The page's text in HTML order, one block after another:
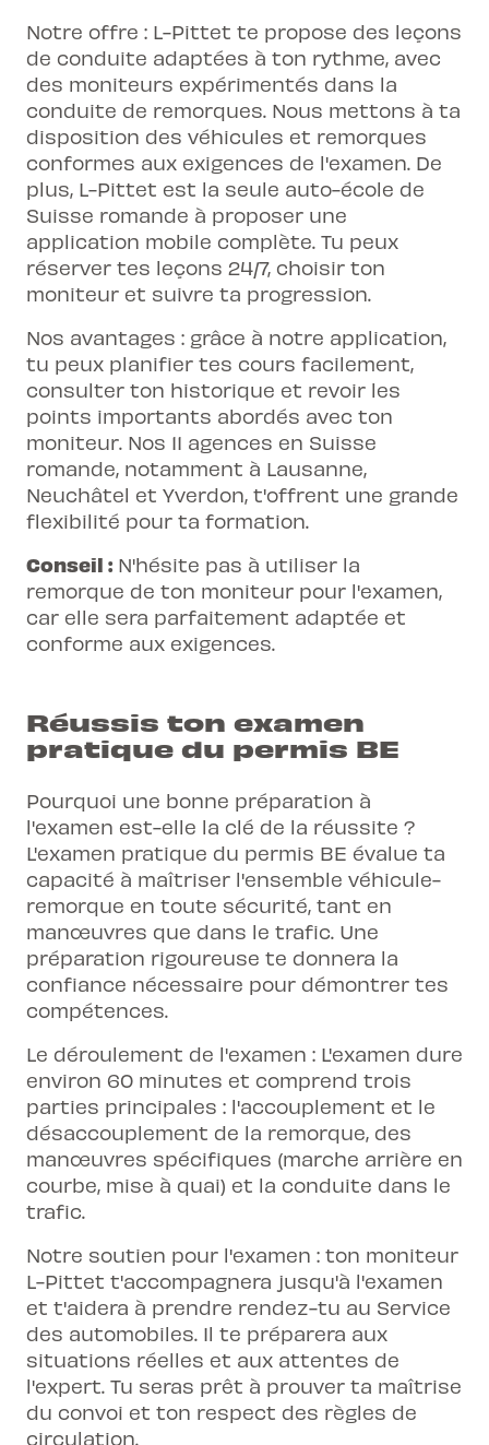
Notre offre : L-Pittet te propose des leçons
de conduite adaptées à ton rythme, avec
des moniteurs expérimentés dans la
conduite de remorques. Nous mettons à ta
disposition des véhicules et remorques
conformes aux exigences de l'examen. De
plus, L-Pittet est la seule auto-école de
Suisse romande à proposer une
application mobile complète. Tu peux
réserver tes leçons 24/7, choisir ton
moniteur et suivre ta progression.
Nos avantages : grâce à notre application,
tu peux planifier tes cours facilement,
consulter ton historique et revoir les
points importants abordés avec ton
moniteur. Nos 11 agences en Suisse
romande, notamment à Lausanne,
Neuchâtel et Yverdon, t'offrent une grande
flexibilité pour ta formation.
Conseil : N'hésite pas à utiliser la
remorque de ton moniteur pour l'examen,
car elle sera parfaitement adaptée et
conforme aux exigences.
Réussis ton examen
pratique du permis BE
Pourquoi une bonne préparation à
l'examen est-elle la clé de la réussite ?
L'examen pratique du permis BE évalue ta
capacité à maîtriser l'ensemble véhicule-
remorque en toute sécurité, tant en
manœuvres que dans le trafic. Une
préparation rigoureuse te donnera la
confiance nécessaire pour démontrer tes
compétences.
Le déroulement de l'examen : L'examen dure
environ 60 minutes et comprend trois
parties principales : l'accouplement et le
désaccouplement de la remorque, des
manœuvres spécifiques (marche arrière en
courbe, mise à quai) et la conduite dans le
trafic.
Notre soutien pour l'examen : ton moniteur
L-Pittet t'accompagnera jusqu'à l'examen
et t'aidera à prendre rendez-tu au Service
des automobiles. Il te préparera aux
situations réelles et aux attentes de
l'expert. Tu seras prêt à prouver ta maîtrise
du convoi et ton respect des règles de
circulation.